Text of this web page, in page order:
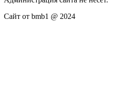
Сайт от bmb1 @ 2024